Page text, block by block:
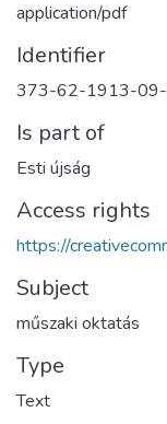
application/pdf
Identifier
373-62-1913-
Is part of
Esti újság
Access rights
https://
Subject
műszaki oktatás
Type
Text